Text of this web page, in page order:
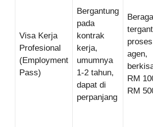
Visa Kerja
Profesional
(Employment
Pass)
Bergantung
pada
kontrak
kerja,
umumnya
1-2 tahun,
dapat di
perpanjang
agen,
RM
RM